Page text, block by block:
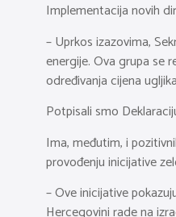
Implementacija novih
– Uprkos izazovima,
energije. Ova grupa se
određivanja cijena
Potpisali smo
Ima, međutim, i
provođenju inicijative
– Ove inicijative
Hercegovini rade na